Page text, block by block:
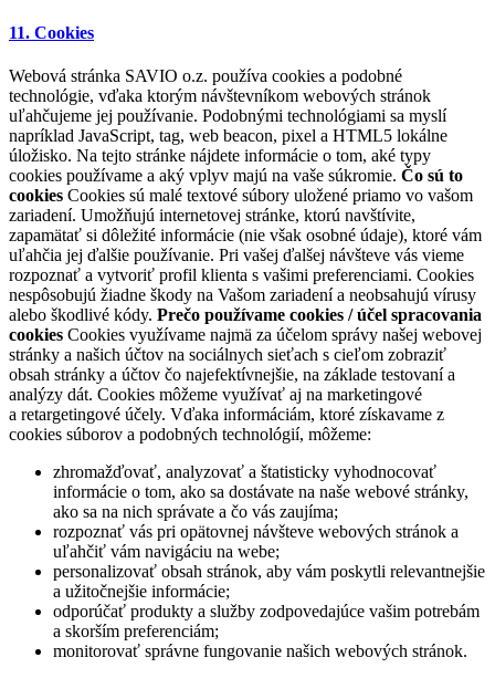
11. Cookies
Webová stránka SAVIO o.z. používa cookies a podobné
technológie, vďaka ktorým návštevníkom webových stránok
uľahčujeme jej používanie. Podobnými technológiami sa myslí
napríklad JavaScript, tag, web beacon, pixel a HTML5 lokálne
úložisko. Na tejto stránke nájdete informácie o tom, aké typy
cookies používame a aký vplyv majú na vaše súkromie. Čo sú to
cookies Cookies sú malé textové súbory uložené priamo vo vašom
zariadení. Umožňujú internetovej stránke, ktorú navštívite,
zapamätať si dôležité informácie (nie však osobné údaje), ktoré vám
uľahčia jej ďalšie používanie. Pri vašej ďalšej návšteve vás vieme
rozpoznať a vytvoriť profil klienta s vašimi preferenciami. Cookies
nespôsobujú žiadne škody na Vašom zariadení a neobsahujú vírusy
alebo škodlivé kódy. Prečo používame cookies / účel spracovania
cookies Cookies využívame najmä za účelom správy našej webovej
stránky a našich účtov na sociálnych sieťach s cieľom zobraziť
obsah stránky a účtov čo najefektívnejšie, na základe testovaní a
analýzy dát. Cookies môžeme využívať aj na marketingové
a retargetingové účely. Vďaka informáciám, ktoré získavame z
cookies súborov a podobných technológií, môžeme:
zhromažďovať, analyzovať a štatisticky vyhodnocovať
informácie o tom, ako sa dostávate na naše webové stránky,
ako sa na nich správate a čo vás zaujíma;
rozpoznať vás pri opätovnej návšteve webových stránok a
uľahčiť vám navigáciu na webe;
personalizovať obsah stránok, aby vám poskytli relevantnejšie
a užitočnejšie informácie;
odporúčať produkty a služby zodpovedajúce vašim potrebám
a skorším preferenciám;
monitorovať správne fungovanie našich webových stránok.